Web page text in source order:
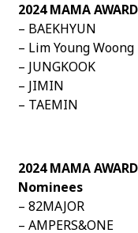
2024 MAMA
– BAEKHYUN
– Lim Young Woong
– JUNGKOOK
– JIMIN
– TAEMIN
2024 MAMA
Nominees
– 82MAJOR
– AMPERS&ONE